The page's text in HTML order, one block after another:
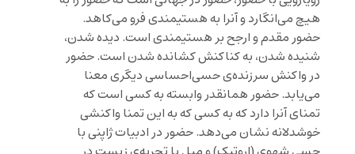
هیچ می‌انگارد و آنرا به هستیمندی فرو می‌کاهد.
حضور مقدم و ارجح بر هستیمندی است. دیده شدن،
شنیده شدن، به کناکنش کشانده شدن است. حضور
در واکنش سرزنده‌ی حسی‌احساسی دیگری معنا
می‌یابد. حضور همانقدر وابسته به کسی است که
تمنای آنرا دارد که به کسی که به این تمنا واکنشی
خوشدلانه نشان می‌دهد. حضور در ادبیات ژاپنی با